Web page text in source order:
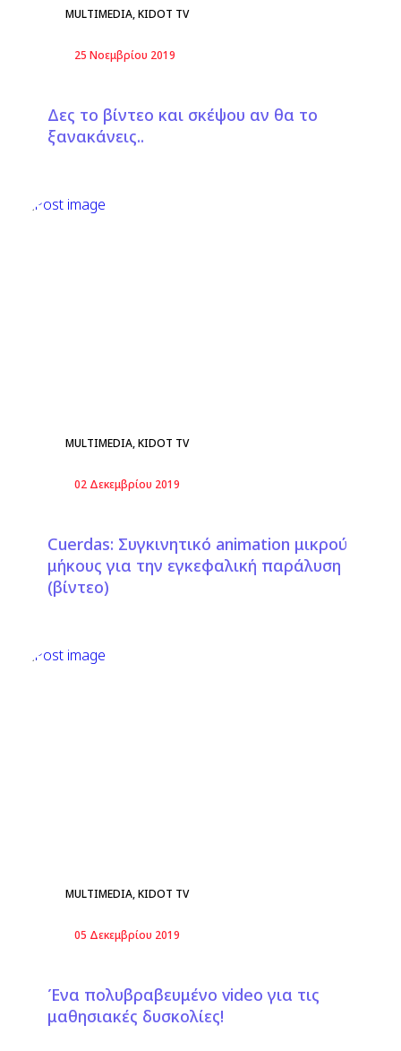
MULTIMEDIA,KIDOT TV
25 Νοεμβρίου 2019
Δες το βίντεο και σκέψου αν θα το
ξανακάνεις..
MULTIMEDIA,KIDOT TV
02 Δεκεμβρίου 2019
Cuerdas: Συγκινητικό animation μικρού
μήκους για την εγκεφαλική παράλυση
(βίντεο)
MULTIMEDIA,KIDOT TV
05 Δεκεμβρίου 2019
Ένα πολυβραβευμένο video για τις
μαθησιακές δυσκολίες!